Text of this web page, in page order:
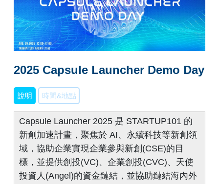
2025 Capsule Launcher Demo Day
說明 時間&地點
Capsule Launcher 2025 是 STARTUP101 的
新創加速計畫，聚焦於 AI、永續科技等新創領
域，協助企業實現企業參與新創(CSE)的目
標，並提供創投(VC)、企業創投(CVC)、天使
投資人(Angel)的資金鏈結，並協助鏈結海內外